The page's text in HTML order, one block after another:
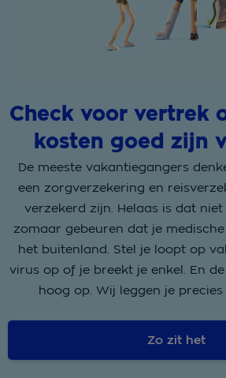
Check voor vertrek
kosten goed zijn
De meeste vakantiegangers
een zorgverzekering en
verzekerd zijn. Helaas is dat
zomaar gebeuren dat je
het buitenland. Stel je loopt op
virus op of je breekt je enkel. En
hoog op. Wij leggen je
Zo zit het